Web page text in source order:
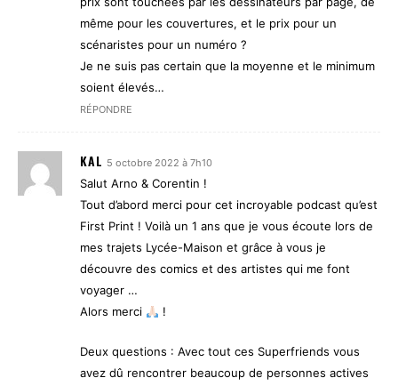
même pour les couvertures, et le prix pour un
scénaristes pour un numéro ?
Je ne suis pas certain que la moyenne et le minimum
soient élevés…
RÉPONDRE
KAL 5 octobre 2022 à 7h10
Salut Arno & Corentin !
Tout d’abord merci pour cet incroyable podcast qu’est
First Print ! Voilà un 1 ans que je vous écoute lors de
mes trajets Lycée-Maison et grâce à vous je
découvre des comics et des artistes qui me font
voyager …
Alors merci
!
Deux questions : Avec tout ces Superfriends vous
avez dû rencontrer beaucoup de personnes actives